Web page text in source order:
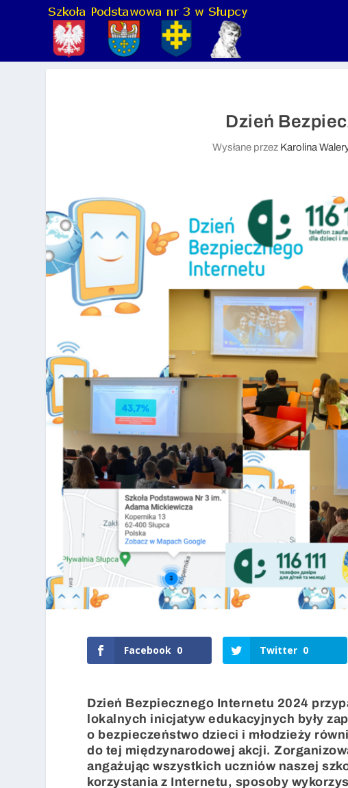
Dzień
Wysłane przez Karolina
Facebook 0 Twitter 0
Dzień Bezpiecznego Internetu 2024
lokalnych inicjatyw edukacyjnych były
o bezpieczeństwo dzieci i młodzieży
do tej międzynarodowej akcji.
angażując wszystkich uczniów naszej
korzystania z Internetu, sposoby